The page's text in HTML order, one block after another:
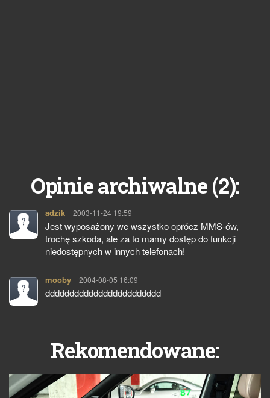
Opinie archiwalne (2):
adzik pisze:
2003-11-24 19:59
Jest wyposażony we wszystko oprócz MMS-ów,
trochę szkoda, ale za to mamy dostęp do funkcji
niedostępnych w innych telefonach!
mooby pisze:
2004-08-05 16:09
dddddddddddddddddddddddd
Rekomendowane: